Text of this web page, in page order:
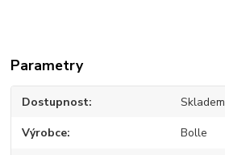
Parametry
Dostupnost Skladem
Výrobce Bolle